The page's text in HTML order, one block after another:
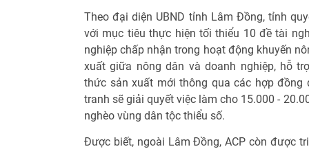
Theo đại diện UBND tỉnh Lâm Đồng, tỉnh
với mục tiêu thực hiện tối thiểu 10 đề tài
nghiệp chấp nhận trong hoạt động khuyến
xuất giữa nông dân và doanh nghiệp, hỗ
thức sản xuất mới thông qua các hợp đồng
tranh sẽ giải quyết việc làm cho 15.000 -
nghèo vùng dân tộc thiểu số.
Được biết, ngoài Lâm Đồng, ACP còn được